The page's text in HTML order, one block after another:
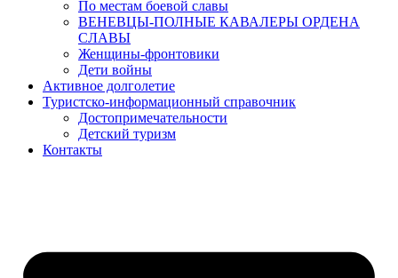
По местам боевой славы
ВЕНЕВЦЫ-ПОЛНЫЕ КАВАЛЕРЫ ОРДЕНА
СЛАВЫ
Женщины-фронтовики
Дети войны
Активное долголетие
Туристско-информационный справочник
Достопримечательности
Детский туризм
Контакты